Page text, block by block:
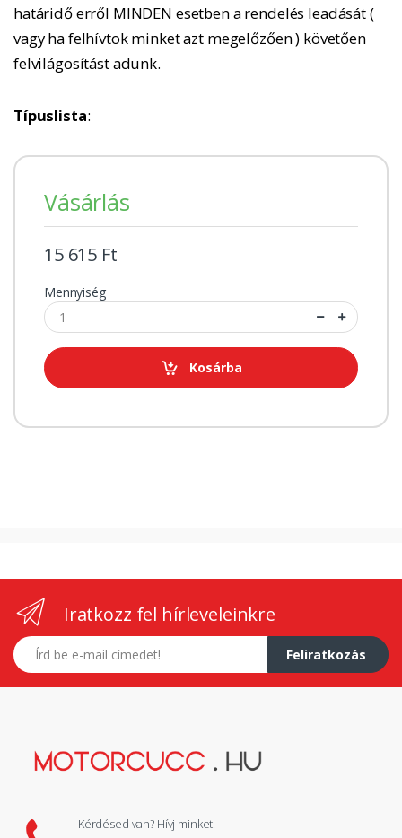
határidő erről MINDEN esetben a rendelés leadását (
vagy ha felhívtok minket azt megelőzően ) követően
felvilágosítást adunk.
Típuslista:
Vásárlás
15 615 Ft
Mennyiség
Kosárba
Iratkozz fel hírleveleinkre
E-mail címed
Feliratkozás
Kérdésed van? Hívj minket!